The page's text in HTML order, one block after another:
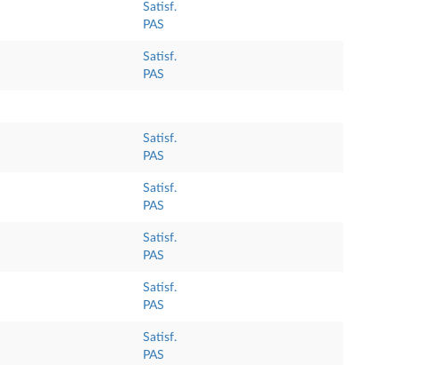
Satisf.
PAS
Satisf.
PAS
Satisf.
PAS
Satisf.
PAS
Satisf.
PAS
Satisf.
PAS
Satisf.
PAS